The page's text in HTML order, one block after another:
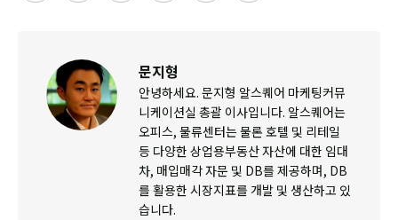
문지형
안녕하세요. 문지형 알스퀘어 마케팅커뮤
니케이션실 총괄 이사입니다. 알스퀘어는
오피스, 물류센터는 물론 호텔 및 리테일
등 다양한 상업용부동산 자산에 대한 임대
차, 매입매각 자문 및 DB를 제공하며, DB
를 활용한 시장지표를 개발 및 생산하고 있
습니다.